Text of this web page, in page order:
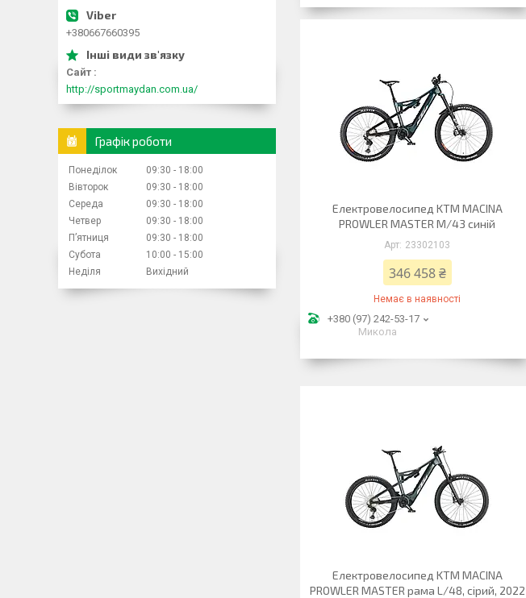
Електровелосипед KTM MACINA
PROWLER MASTER M/43 синій
23302103
346 458 ₴
Немає в наявності
+380 (97) 242-53-17
Микола
Електровелосипед KTM MACINA
PROWLER MASTER рама L/48, сірий, 2022
+380667660395
Сайт
http://sportmaydan.com.ua/
Графік роботи
Понеділок 09:30
18:00
Вівторок
09:30
18:00
Середа
09:30
18:00
Четвер
09:30
18:00
Пʼятниця
09:30
18:00
Субота
10:00
15:00
Неділя
Вихідний